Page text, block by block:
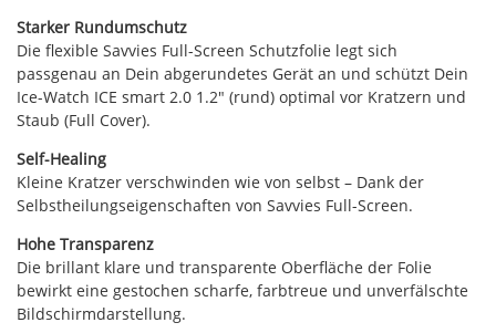
Starker Rundumschutz
Die flexible Savvies Full-Screen Schutzfolie legt sich
passgenau an Dein abgerundetes Gerät an und schützt Dein
Ice-Watch ICE smart 2.0 1.2" (rund) optimal vor Kratzern und
Staub (Full Cover).
Self-Healing
Kleine Kratzer verschwinden wie von selbst – Dank der
Selbstheilungseigenschaften von Savvies Full-Screen.
Hohe Transparenz
Die brillant klare und transparente Oberfläche der Folie
bewirkt eine gestochen scharfe, farbtreue und unverfälschte
Bildschirmdarstellung.